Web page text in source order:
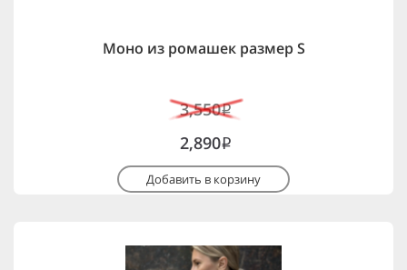
Моно из ромашек размер S
3,550i
2,890i
Добавить в корзину